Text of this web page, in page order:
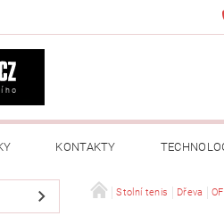
KONTAKTY
Stolní tenis Dřeva